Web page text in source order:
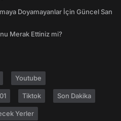
Doyamayanlar İçin Güncel San
Merak Ettiniz mi?
Youtube
Tiktok Son Dakika
Yerler